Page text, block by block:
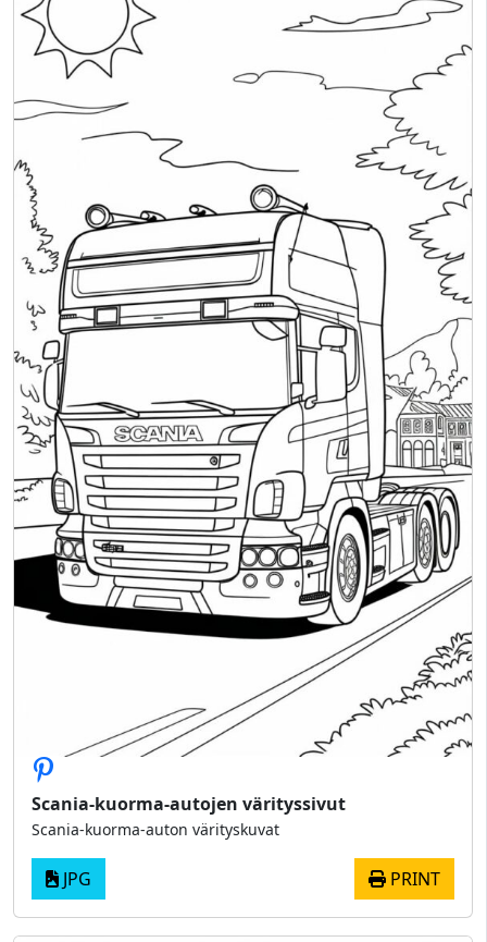
Scania-kuorma-autojen värityssivut
Scania-kuorma-auton värityskuvat
JPG PRINT